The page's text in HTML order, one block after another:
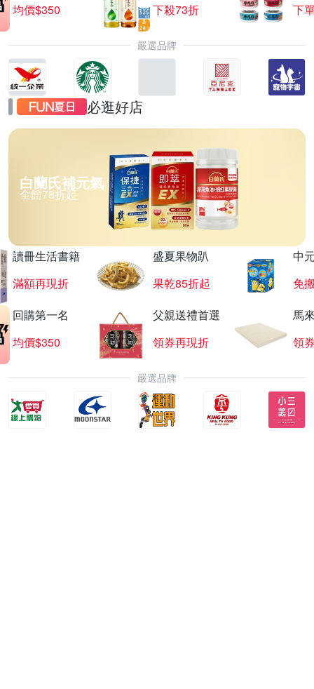
均價$350
下殺73折
下
嚴選品牌
必逛好店
白蘭氏補元氣
全館78折起
讀冊生活書籍
滿額再現折
盛夏果物趴
果乾85折起
中
免
回購第一名
均價$350
父親送禮首選
領券再現折
馬
領
嚴選品牌